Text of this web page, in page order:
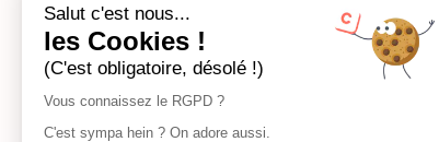
Salut c'est nous...
les Cookies !
(C'est obligatoire, désolé !)
Vous connaissez le RGPD ?
C'est sympa hein ? On adore aussi.